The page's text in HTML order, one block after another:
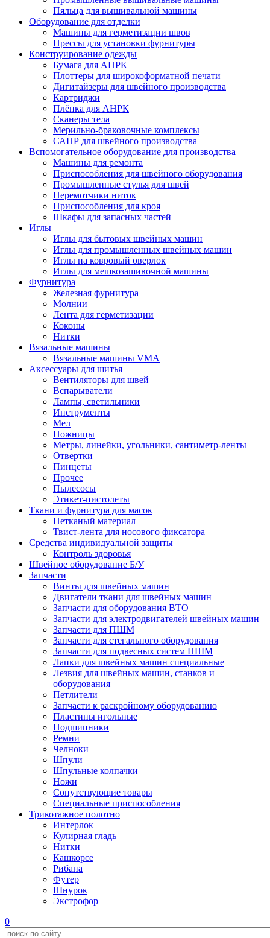
Пяльца для вышивальной машины
Оборудование для отделки
Машины для герметизации швов
Прессы для установки фурнитуры
Конструирование одежды
Бумага для АНРК
Плоттеры для широкоформатной печати
Дигитайзеры для швейного производства
Картриджи
Плёнка для АНРК
Сканеры тела
Мерильно-браковочные комплексы
САПР для швейного производства
Вспомогательное оборудование для производства
Машины для ремонта
Приспособления для швейного оборудования
Промышленные стулья для швей
Перемотчики ниток
Приспособления для кроя
Шкафы для запасных частей
Иглы
Иглы для бытовых швейных машин
Иглы для промышленных швейных машин
Иглы на ковровый оверлок
Иглы для мешкозашивочной машины
Фурнитура
Железная фурнитура
Молнии
Лента для герметизации
Коконы
Нитки
Вязальные машины
Вязальные машины VMA
Аксессуары для шитья
Вентиляторы для швей
Вспарыватели
Лампы, светильники
Инструменты
Мел
Ножницы
Метры, линейки, угольники, сантиметр-ленты
Отвертки
Пинцеты
Прочее
Пылесосы
Этикет-пистолеты
Ткани и фурнитура для масок
Нетканый материал
Твист-лента для носового фиксатора
Средства индивидуальной защиты
Контроль здоровья
Швейное оборудование Б/У
Запчасти
Винты для швейных машин
Двигатели ткани для швейных машин
Запчасти для оборудования ВТО
Запчасти для электродвигателей швейных машин
Запчасти для ПШМ
Запчасти для стегального оборудования
Запчасти для подвесных систем ПШМ
Лапки для швейных машин специальные
Лезвия для швейных машин, станков и
оборудования
Петлители
Запчасти к раскройному оборудованию
Пластины игольные
Подшипники
Ремни
Челноки
Шпули
Шпульные колпачки
Ножи
Сопутствующие товары
Специальные приспособления
Трикотажное полотно
Интерлок
Кулирная гладь
Нитки
Кашкорсе
Рибана
Футер
Шнурок
Экстрофор
0